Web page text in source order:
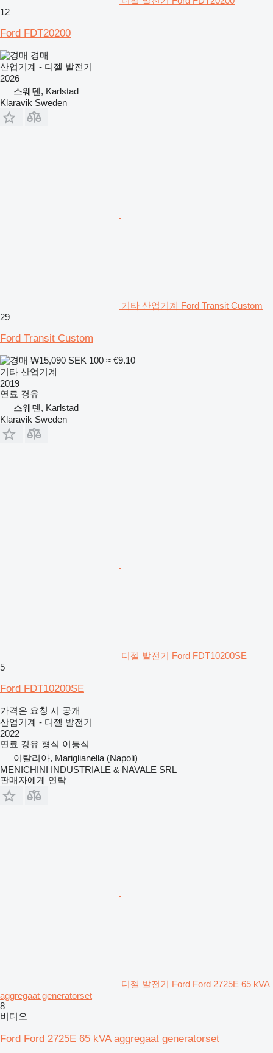
12
Ford FDT20200
경매
산업기계 - 디젤 발전기
2026
스웨덴, Karlstad
Klaravik Sweden
기타 산업기계 Ford Transit Custom
29
Ford Transit Custom
₩15,090 SEK 100 ≈ €9.10
기타 산업기계
2019
연료 경유
스웨덴, Karlstad
Klaravik Sweden
디젤 발전기 Ford FDT10200SE
5
Ford FDT10200SE
가격은 요청 시 공개
산업기계 - 디젤 발전기
2022
연료 경유 형식 이동식
이탈리아, Mariglianella (Napoli)
MENICHINI INDUSTRIALE & NAVALE SRL
판매자에게 연락
디젤 발전기 Ford Ford 2725E 65 kVA
aggregaat generatorset
8
비디오
Ford Ford 2725E 65 kVA aggregaat generatorset